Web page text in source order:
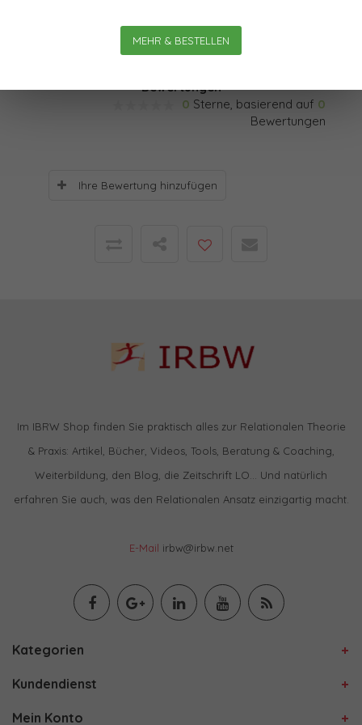
MEHR & BESTELLEN
KochAbo, auf den Punkt.
Bewertungen
0 Sterne, basierend auf 0
Bewertungen
Ihre Bewertung hinzufügen
Im IBRW Shop finden Sie praktisch alles zur Relationalen Theorie
& Praxis: Artikel, Bücher, Videos, Tools, Beratung & Coaching,
Weiterbildung, den Blog, die Zeitschrift LO… Und natürlich
erfahren Sie auch, was den Relationalen Ansatz einzigartig macht.
E-Mail irbw@irbw.net
Kategorien
Kundendienst
Mein Konto